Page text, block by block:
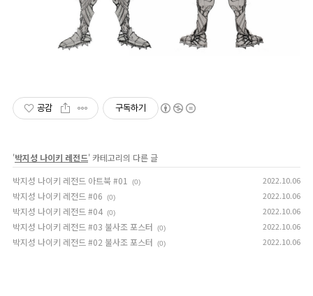
공감 구독하기
'박지성 나이키 레전드' 카테고리의 다른 글
박지성 나이키 레전드 아트북 #01
(0) 2022.10.06
박지성 나이키 레전드 #06 (0) 2022.10.06
박지성 나이키 레전드 #04 (0) 2022.10.06
박지성 나이키 레전드 #03 불사조 포스터 (0) 2022.10.06
박지성 나이키 레전드 #02 불사조 포스터 (0) 2022.10.06